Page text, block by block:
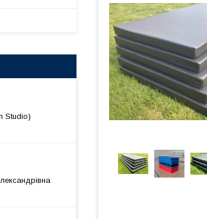
Studio)